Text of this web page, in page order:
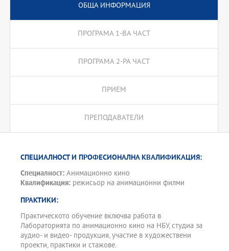
ОБЩА ИНФОРМАЦИЯ
ПРОГРАМА 1-ВА ЧАСТ
ПРОГРАМА 2-РА ЧАСТ
ПРИЕМ
ПРЕПОДАВАТЕЛИ
СПЕЦИАЛНОСТ И ПРОФЕСИОНАЛНА КВАЛИФИКАЦИЯ:
Специалност: Анимационно кино
Квалификация: режисьор на анимационни филми
ПРАКТИКИ:
Практическото обучение включва работа в
Лабораторията по анимационно кино на НБУ, студиа за
аудио- и видео- продукция, участие в художествени
проекти, практики и стажове.